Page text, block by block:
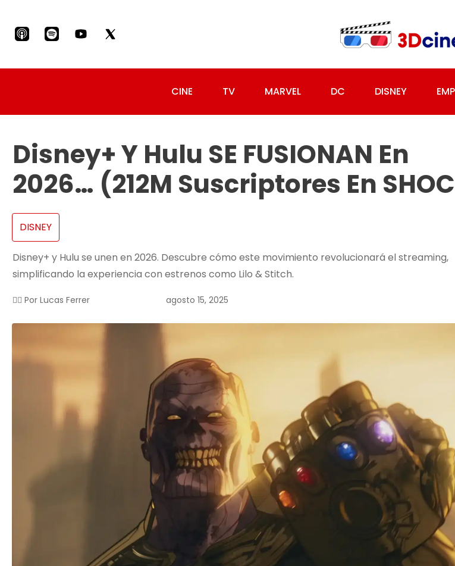
CINE TV MARVEL DC DISNEY
Disney+ Y Hulu SE FUSIONAN En
2026… (212M Suscriptores En
DISNEY
Disney+ y Hulu se unen en 2026. Descubre cómo este movimiento revolucionará el streaming,
simplificando la experiencia con estrenos como Lilo & Stitch.
✍🏻 Por Lucas Ferrer agosto 15, 2025